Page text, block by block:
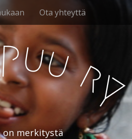
Ota yhteyttä
uury
on merkitystä